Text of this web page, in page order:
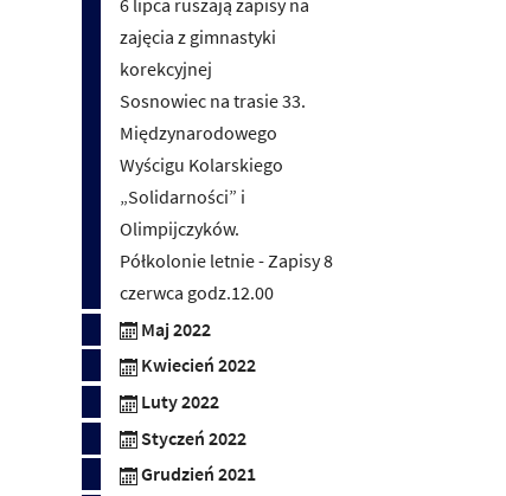
6 lipca ruszają zapisy na
zajęcia z gimnastyki
korekcyjnej
Sosnowiec na trasie 33.
Międzynarodowego
Wyścigu Kolarskiego
„Solidarności” i
Olimpijczyków.
Półkolonie letnie - Zapisy 8
czerwca godz.12.00
Maj 2022
Kwiecień 2022
Luty 2022
Styczeń 2022
Grudzień 2021